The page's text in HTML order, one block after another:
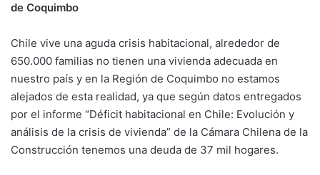
de Coquimbo
Chile vive una aguda crisis habitacional, alrededor de
650.000 familias no tienen una vivienda adecuada en
nuestro país y en la Región de Coquimbo no estamos
alejados de esta realidad, ya que según datos entregados
por el informe “Déficit habitacional en Chile: Evolución y
análisis de la crisis de vivienda” de la Cámara Chilena de la
Construcción tenemos una deuda de 37 mil hogares.